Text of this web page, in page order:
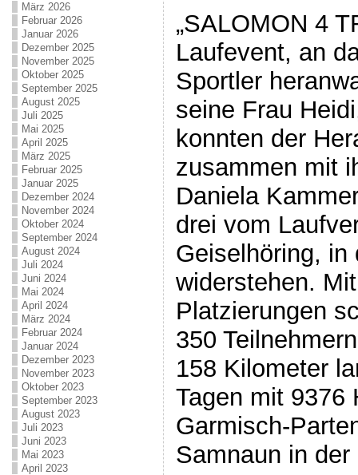
März 2026
Februar 2026
Januar 2026
Dezember 2025
November 2025
Oktober 2025
September 2025
August 2025
Juli 2025
Mai 2025
April 2025
März 2025
Februar 2025
Januar 2025
Dezember 2024
November 2024
Oktober 2024
September 2024
August 2024
Juli 2024
Juni 2024
Mai 2024
April 2024
März 2024
Februar 2024
Januar 2024
Dezember 2023
November 2023
Oktober 2023
September 2023
August 2023
Juli 2023
Juni 2023
Mai 2023
April 2023
„SALOMON 4
Laufevent, an
Sportler
seine Frau
konnten der
zusammen mit
Daniela
drei vom
Geiselhöring, in
widerstehen.
Platzierungen
350
158 Kilometer
Tagen mit 9376
Garmisch-
Samnaun in